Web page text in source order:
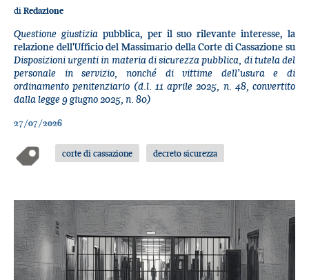
di Redazione
Questione giustizia pubblica, per il suo rilevante interesse, la
relazione dell'Ufficio del Massimario della Corte di Cassazione su
Disposizioni urgenti in materia di sicurezza pubblica, di tutela del
personale in servizio, nonché di vittime dell’usura e di
ordinamento penitenziario (d.l. 11 aprile 2025, n. 48, convertito
dalla legge 9 giugno 2025, n. 80)
27/07/2026
corte di cassazione decreto sicurezza